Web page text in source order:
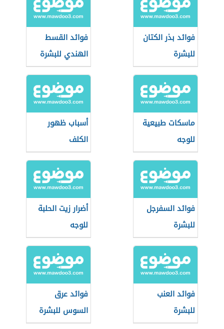
فوائد بذر الكتان
للبشرة
فوائد القسط
الهندي للبشرة
ماسكات طبيعية
للوجه
أسباب ظهور
الكلف
فوائد السفرجل
للبشرة
أضرار زيت الحلبة
للوجه
فوائد العنب
للبشرة
فوائد عرق
السوس للبشرة